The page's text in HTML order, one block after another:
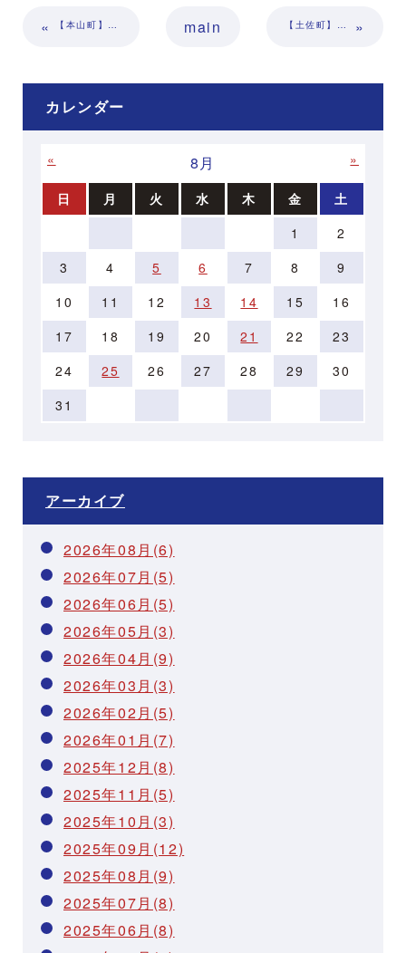
« 【本山町】汗見川そばの収穫祭2025｜第2～4回 main 【土佐町】さめうらカヌーテラス5周年記念イベント »
カレンダー
« 8月 »
日 月 火 水 木 金
土
1
2
3
4 5 6 7 8
9
10
11 12 13 14 15
16
17
18 19 20 21 22
23
24
25 26 27 28 29
30
31
アーカイブ
2026年08月(6)
2026年07月(5)
2026年06月(5)
2026年05月(3)
2026年04月(9)
2026年03月(3)
2026年02月(5)
2026年01月(7)
2025年12月(8)
2025年11月(5)
2025年10月(3)
2025年09月(12)
2025年08月(9)
2025年07月(8)
2025年06月(8)